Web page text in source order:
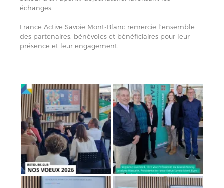
échanges.
France Active Savoie Mont-Blanc remercie l’ensemble
des partenaires, bénévoles et bénéficiaires pour leur
présence et leur engagement.